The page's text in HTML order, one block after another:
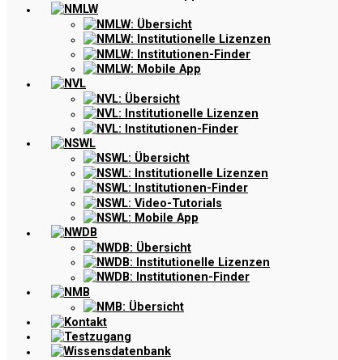
NMLW
NMLW: Übersicht
NMLW: Institutionelle Lizenzen
NMLW: Institutionen-Finder
NMLW: Mobile App
NVL
NVL: Übersicht
NVL: Institutionelle Lizenzen
NVL: Institutionen-Finder
NSWL
NSWL: Übersicht
NSWL: Institutionelle Lizenzen
NSWL: Institutionen-Finder
NSWL: Video-Tutorials
NSWL: Mobile App
NWDB
NWDB: Übersicht
NWDB: Institutionelle Lizenzen
NWDB: Institutionen-Finder
NMB
NMB: Übersicht
Kontakt
Testzugang
Wissensdatenbank